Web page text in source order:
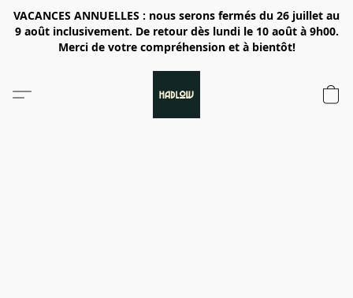
VACANCES ANNUELLES : nous serons fermés du 26 juillet au
9 août inclusivement. De retour dès lundi le 10 août à 9h00.
Merci de votre compréhension et à bientôt!